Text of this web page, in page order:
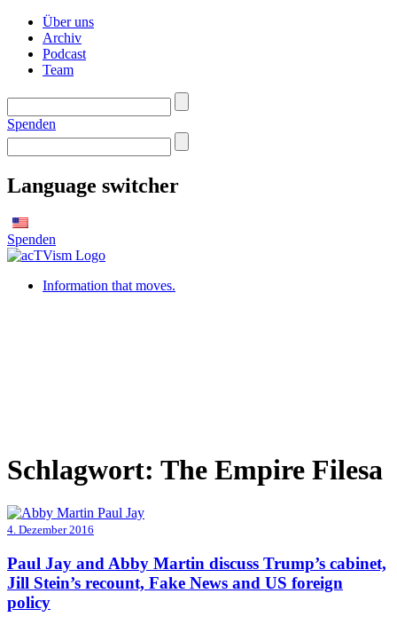
Über uns
Archiv
Podcast
Team
Spenden
Language switcher
Spenden
Information that moves.
Schlagwort: The Empire Filesa
4. Dezember 2016
Paul Jay and Abby Martin discuss Trump’s cabinet,
Jill Stein’s recount, Fake News and US foreign
policy